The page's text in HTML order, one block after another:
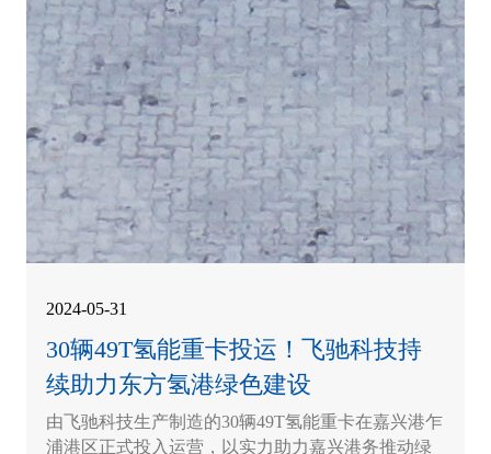
2024-05-31
30辆49T氢能重卡投运！飞驰科技持
续助力东方氢港绿色建设
由飞驰科技生产制造的30辆49T氢能重卡在嘉兴港乍
浦港区正式投入运营，以实力助力嘉兴港务推动绿